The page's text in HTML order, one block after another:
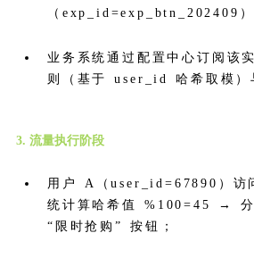
（exp_id=exp_btn_202409）
业务系统通过配置中心订阅该
则（基于 user_id 哈希取模）
3. 流量执行阶段
用户 A（user_id=67890）访
统计算哈希值 %100=45 →
“限时抢购” 按钮；